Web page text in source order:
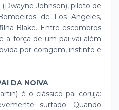
(Dwayne Johnson), piloto de
de Los Angeles,
Blake. Entre escombros
a força de um pai vai além
por coragem, instinto e
DA NOIVA
é o clássico pai coruja:
surtado. Quando